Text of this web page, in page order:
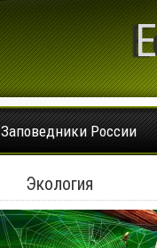
Заповедники России
Экология